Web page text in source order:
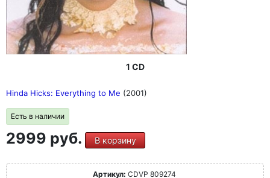
1 CD
Hinda Hicks: Everything to Me (2001)
Есть в наличии
2999 руб. В корзину
Артикул: CDVP 809274